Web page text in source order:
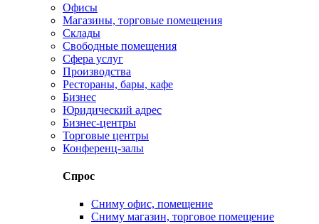
Офисы
Магазины, торговые помещения
Склады
Свободные помещения
Сфера услуг
Производства
Рестораны, бары, кафе
Бизнес
Юридический адрес
Бизнес-центры
Торговые центры
Конференц-залы
Спрос
Сниму офис, помещение
Сниму магазин, торговое помещение